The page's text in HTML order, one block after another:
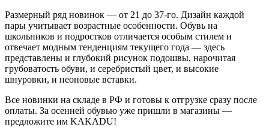
Размерный ряд новинок — от 21 до 37-го. Дизайн каждой
пары учитывает возрастные особенности. Обувь на
школьников и подростков отличается особым стилем и
отвечает модным тенденциям текущего года — здесь
представлены и глубокий рисунок подошвы, нарочитая
грубоватость обуви, и серебристый цвет, и высокие
шнуровки, и неоновые вставки.
Все новинки на складе в РФ и готовы к отгрузке сразу после
оплаты. За осенней обувью уже пришли в магазины —
предложите им KAKADU!